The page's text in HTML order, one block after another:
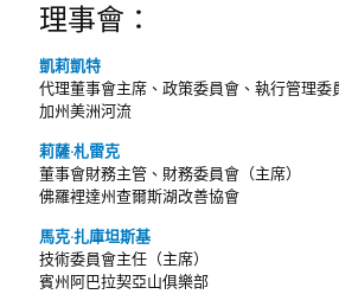
理事會：
凱莉凱特
代理董事會主席、政策委員會、執行管理委
加州美洲河流
莉薩·札雷克
董事會財務主管、財務委員會（主席）
佛羅裡達州查爾斯湖改善協會
馬克·扎庫坦斯基
技術委員會主任（主席）
賓州阿巴拉契亞山俱樂部